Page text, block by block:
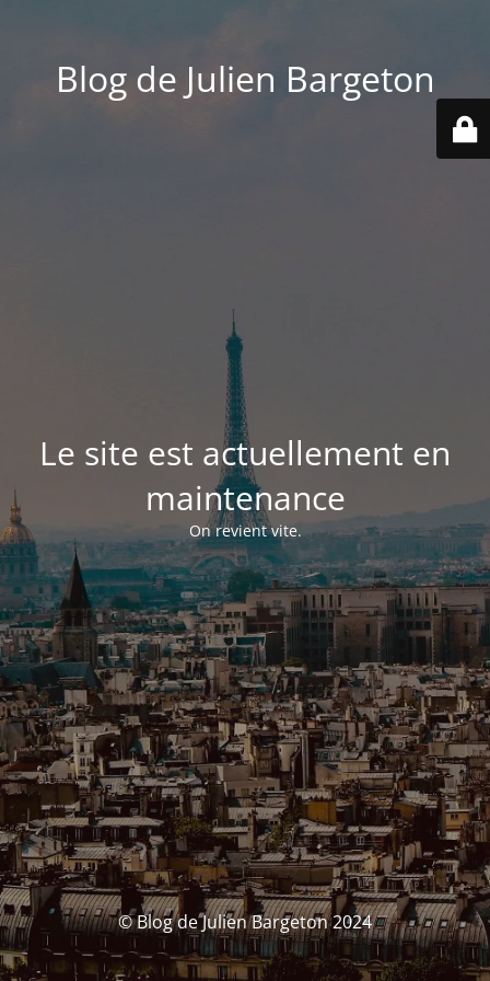
Blog de Julien Bargeton
Le site est actuellement en
maintenance
On revient vite.
© Blog de Julien Bargeton 2024